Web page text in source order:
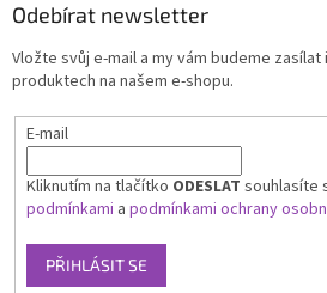
Odebírat newsletter
Vložte svůj e-mail a my vám budeme
produktech na našem e-shopu.
E-mail
Kliknutím na tlačítko ODESLAT souhlasíte
podmínkami a podmínkami ochrany
PŘIHLÁSIT SE